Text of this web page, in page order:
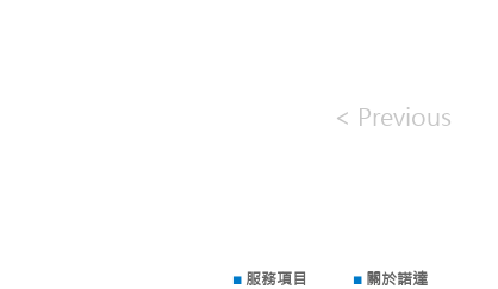
< Previous
■ 服務項目 ■ 關於諾達